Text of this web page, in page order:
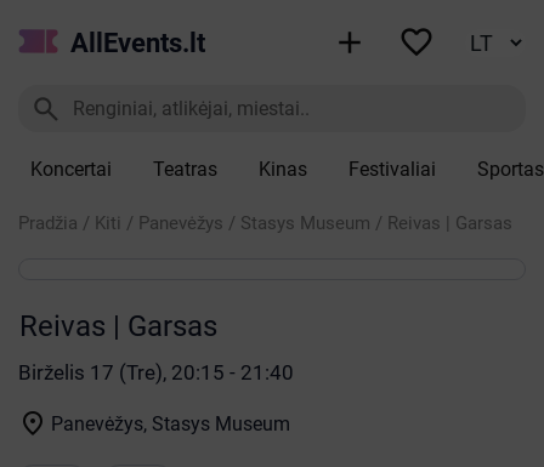
AllEvents.lt  

Koncertai Teatras Kinas Festivaliai Sportas
Pradžia / Kiti / Panevėžys / Stasys Museum / Reivas | Garsas
Reivas | Garsas
Birželis 17 (Tre), 20:15 - 21:40
 Panevėžys, Stasys Museum